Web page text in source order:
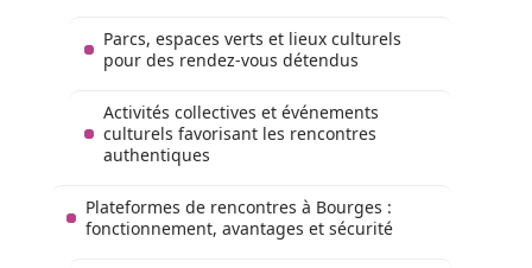
Parcs, espaces verts et lieux culturels
pour des rendez-vous détendus
Activités collectives et événements
culturels favorisant les rencontres
authentiques
Plateformes de rencontres à Bourges :
fonctionnement, avantages et sécurité